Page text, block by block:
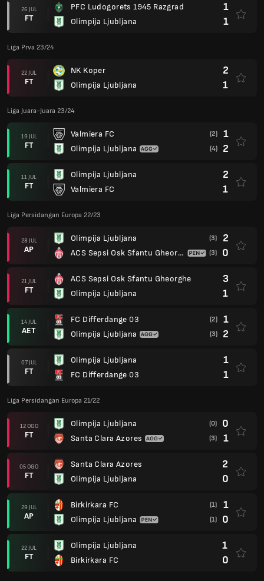
26 JUL
FT
PFC Ludogorets 1945 Razgrad
Olimpija Ljubljana
1
1
Liga Prva 23/24
22 JUL
FT
NK Koper
Olimpija Ljubljana
2
1
Liga Juara-Juara 23/24
19 JUL
FT
Valmiera FC
Olimpija Ljubljana
(2) 1
(4) 2
11 JUL
FT
Olimpija Ljubljana
Valmiera FC
2
1
Liga Persidangan Europa 22/23
28 JUL
AP
Olimpija Ljubljana
ACS Sepsi Osk Sfantu Gheorghe
(3) 2
(3) 0
21 JUL
FT
ACS Sepsi Osk Sfantu Gheorghe
Olimpija Ljubljana
3
1
14 JUL
AET
FC Differdange 03
Olimpija Ljubljana
(2) 1
(3) 2
07 JUL
FT
Olimpija Ljubljana
FC Differdange 03
1
1
Liga Persidangan Europa 21/22
12 OGO
FT
Olimpija Ljubljana
Santa Clara Azores
(0) 0
(3) 1
05 OGO
FT
Santa Clara Azores
Olimpija Ljubljana
2
0
29 JUL
AP
Birkirkara FC
Olimpija Ljubljana
(1) 1
(1) 0
22 JUL
FT
Olimpija Ljubljana
Birkirkara FC
1
0